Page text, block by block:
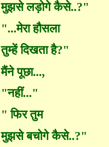
मुझसे लड़ोगे कैसे..?"
"...मेरा हौसला
तुम्हें दिखता है?"
मैंने पूछा...,
"नहीं..."
"फिर तुम
मुझसे बचोगे कैसे..?"